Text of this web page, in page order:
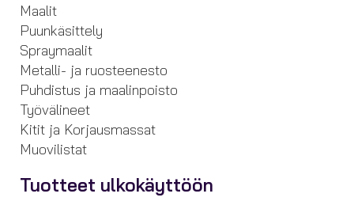
Maalit
Puunkäsittely
Spraymaalit
Metalli- ja ruosteenesto
Puhdistus ja maalinpoisto
Työvälineet
Kitit ja Korjausmassat
Muovilistat
Tuotteet ulkokäyttöön